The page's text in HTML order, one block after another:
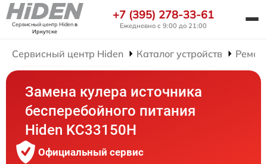
Сервисный центр Hidenв
Иркутске
+7 (395) 278-33-61
Ежедневно с 9:00 до 21:00
Сервисный центр Hiden Каталог устройств
Замена кулера источника
бесперебойного питания
Hiden KC33150H
Официальный сервис